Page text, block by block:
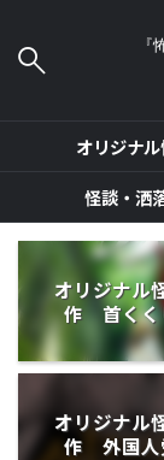
オリジナ
怪談・洒
オリジナル
作 首くく
オリジナル
作 外国人